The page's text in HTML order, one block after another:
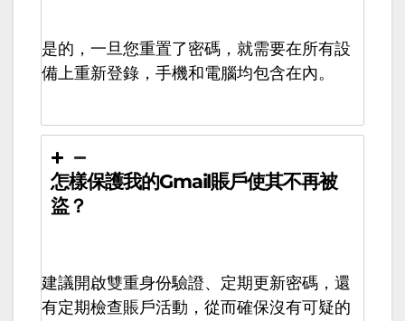
是的，一旦您重置了密碼，就需要在所有設
備上重新登錄，手機和電腦均包含在內。
怎樣保護我的Gmail賬戶使其不再被
盜？
建議開啟雙重身份驗證、定期更新密碼，還
有定期檢查賬戶活動，從而確保沒有可疑的